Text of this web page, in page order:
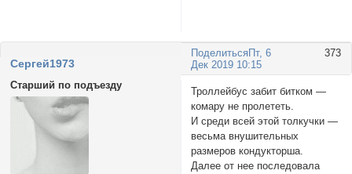
Поделиться 373
Пт, 6
Дек 2019 10:15
Сергей1973
Старший по подъезду
Троллейбус забит битком —
комару не пролететь.
И среди всей этой толкучки —
весьма внушительных
размеров кондукторша.
Далее от нее последовала